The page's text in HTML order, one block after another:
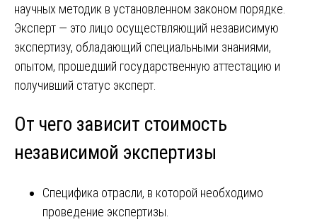
научных методик в установленном законом порядке.
Эксперт ― это лицо осуществляющий независимую
экспертизу, обладающий специальными знаниями,
опытом, прошедший государственную аттестацию и
получивший статус эксперт.
От чего зависит стоимость
независимой экспертизы
Специфика отрасли, в которой необходимо
проведение экспертизы.